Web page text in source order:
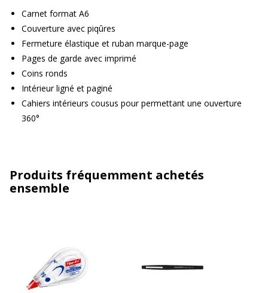
Carnet format A6
Couverture avec piqûres
Fermeture élastique et ruban marque-page
Pages de garde avec imprimé
Coins ronds
Intérieur ligné et paginé
Cahiers intérieurs cousus pour permettant une ouverture
360°
Produits fréquemment achetés
ensemble